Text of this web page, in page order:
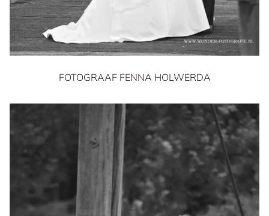
FOTOGRAAF FENNA HOLWERDA